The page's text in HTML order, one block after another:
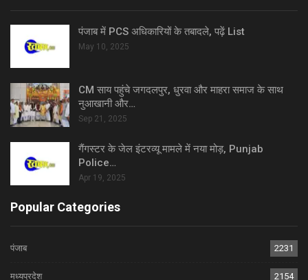
पंजाब में PCS अधिकारियों के तबादले, पढ़ें List
May 10, 2025
CM साय पहुंचे जगदलपुर, धुरवा और माहरा समाज के साथ
नुआखानी और…
Sep 21, 2025
गैंगस्टर के जेल इंटरव्यू मामले में नया मोड़, Punjab
Police…
Apr 19, 2025
Popular Categories
पंजाब 2231
मध्यप्रदेश 2154